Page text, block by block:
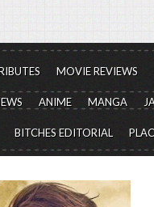
MOVIE REVIEWS
ANIME MANGA
BITCHES EDITORIAL